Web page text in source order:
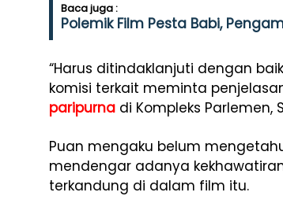
Baca juga :
Polemik Film Pesta Babi,
“Harus ditindaklanjuti dengan
komisi terkait meminta
paripurna di Kompleks Parlemen,
Puan mengaku belum
mendengar adanya
terkandung di dalam film itu.